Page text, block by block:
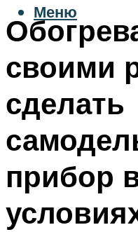
Меню
своими
сделать
прибор